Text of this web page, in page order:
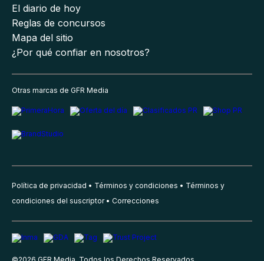
El diario de hoy
Reglas de concursos
Mapa del sitio
¿Por qué confiar en nosotros?
Otras marcas de GFR Media
Política de privacidad Términos y condiciones
Términos y
condiciones del suscriptor
Correcciones